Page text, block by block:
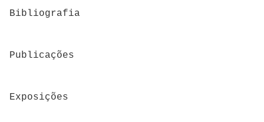
Bibliografia
Publicações
Exposições